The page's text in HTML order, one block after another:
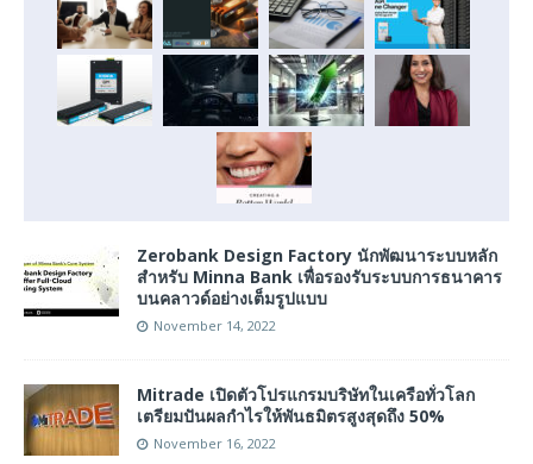
Zerobank Design Factory นักพัฒนาระบบหลัก
สำหรับ Minna Bank เพื่อรองรับระบบการธนาคาร
บนคลาวด์อย่างเต็มรูปแบบ
November 14, 2022
Mitrade เปิดตัวโปรแกรมบริษัทในเครือทั่วโลก
เตรียมปันผลกำไรให้พันธมิตรสูงสุดถึง 50%
November 16, 2022